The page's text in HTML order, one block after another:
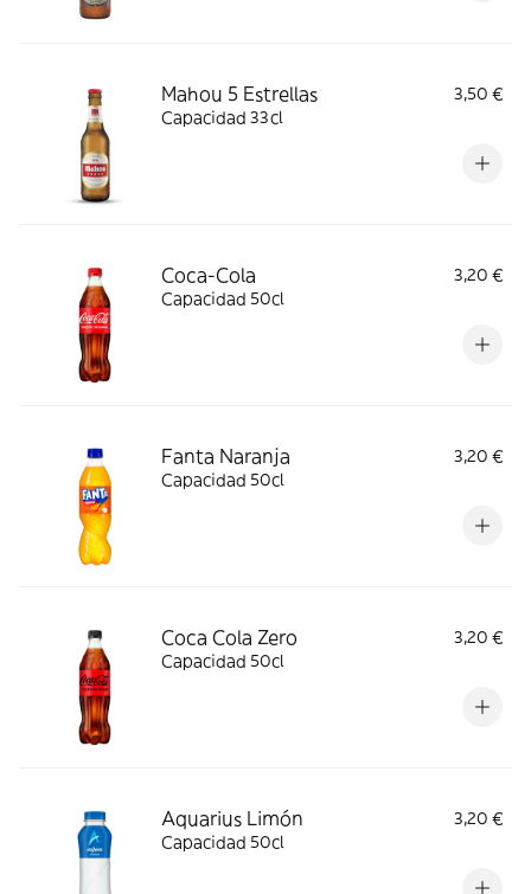
Mahou 5 Estrellas
3,50 €
Capacidad 33cl
Coca-Cola
3,20 €
Capacidad 50cl
Fanta Naranja
3,20 €
Capacidad 50cl
Coca Cola Zero
3,20 €
Capacidad 50cl
Aquarius Limón
3,20 €
Capacidad 50cl